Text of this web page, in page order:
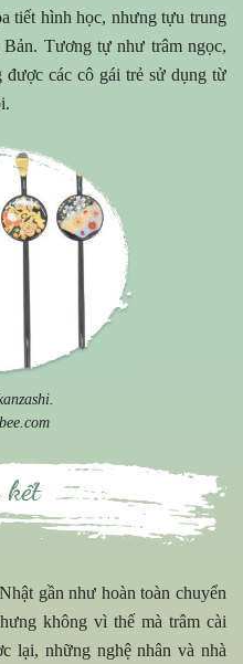
tiết hình học, nhưng tựu trung
Tương tự như trâm ngọc,
các cô gái trẻ sử dụng từ
kết
gần như hoàn toàn chuyển
không vì thế mà trâm cài
lại, những nghệ nhân và nhà